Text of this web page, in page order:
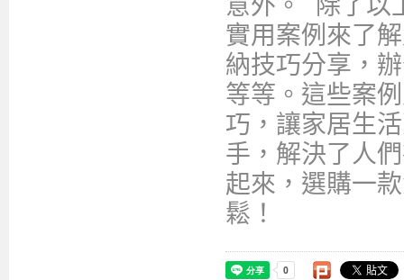
意外。 除了以
實用案例來了
納技巧分享，
等等。這些案
巧，讓家居生
手，解決了人
起來，選購一
鬆！